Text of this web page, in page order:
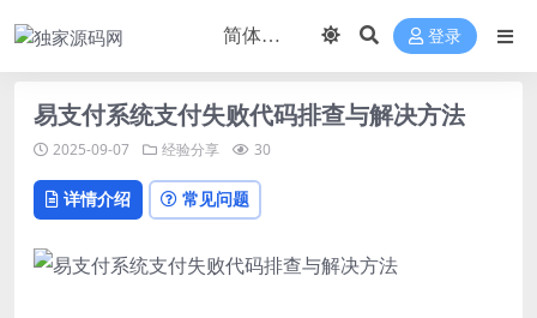
登录
易支付系统支付失败代码排查与解决方法
2025-09-07 经验分享 30
详情介绍 常见问题